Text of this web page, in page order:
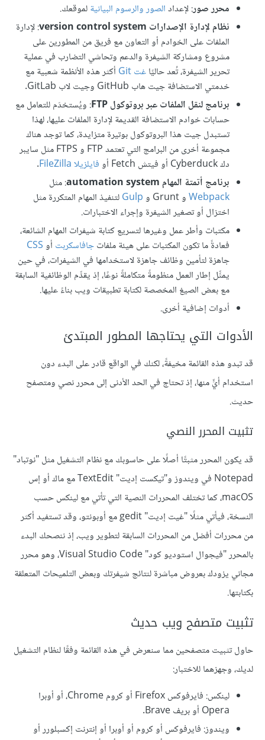
محرر صور: لإعدادالصور والرسوم البيانيةلموقعك.
نظام لإدارة الإصدارات version control system
: لإدارة
الملفات على الخوادم أو التعاون مع فريق من المطورين على
مشروع ومشاركة الشيفرة والدعم وتحاشي التضارب في عملية
تحرير الشيفرة، تُعد حاليًاغت Git
أكثر هذه الأنظمة شعبية مع
خدمتي الاستضافة جيت هاب GitHub وجيت لاب GitLab.
برنامج لنقل الملفات عبر بروتوكول FTP
: ويُستخدَم للتعامل مع
حسابات خوادم الاستضافة القديمة لإدارة الملفات عليها، لهذا
تستبدل جيت هذا البروتوكول بوتيرة متزايدة، كما توجد هناك
مجموعة أخرى من البرامج التي تعتمد FTP و FTPS مثل سايبر
دك Cyberduck أو فيتش Fetch أو
فايلزيلا FileZilla
.
برنامج أتمتة المهام automation system
: مثل
Webpackو Grunt و Gulpلتنفيذ المهام المتكررة مثل
اختزال أو تصغير الشيفرة وإجراء الاختبارات.
مكتبات وأطر عمل وغيرها لتسريع كتابة شيفرات المهام الشائعة،
فعادةً ما تكون المكتبات على هيئة ملفاتجافاسكربت أوCSS
جاهزة لتأمين وظائف جاهزة لاستخدامها في الشيفرات، في حين
يمثِّل إطار العمل منظومةً متكاملةً نوعًا، إذ يقدِّم الوظائفية السابقة
مع بعض الصيغ المخصصة لكتابة تطبيقات ويب بناءً عليها.
أدوات إضافية أخرى.
الأدوات التي يحتاجها المطور المبتدئ
قد تبدو هذه القائمة مخيفةً، لكنك في الواقع قادر على البدء دون
استخدام أيٍّ منها، إذ تحتاج في الحد الأدنى إلى محرر نصي ومتصفح
حديث.
تثبيت المحرر النصي
قد يكون المحرر مثبتًا أصلًا على حاسوبك مع نظام التشغيل مثل "نوتباد"
Notepad في ويندوز و"تيكست إديت" TextEdit مع ماك أو إس
macOS، كما تختلف المحررات النصية التي تأتي مع لينكس حسب
النسخة، فيأتي مثلًا "غيت إديت" gedit مع أوبونتو، وقد تستفيد أكثر
من محررات أفضل من المحررات السابقة لتطوير ويب، إذ ننصحك البدء
بالمحرر "فيجوال استوديو كود" Visual Studio Code، وهو محرر
مجاني يزودك بعروض مباشرة لنتائج شيفرتك وبعض التلميحات المتعلقة
بكتابتها.
تثبيت متصفح ويب حديث
حاول تثبيت متصفحين مما سنعرض في هذه القائمة وفقًا لنظام التشغيل
لديك، وجهزهما للاختبار:
لينكس: فايرفوكس Firefox أو كروم Chrome، أو أوبرا
Opera أو بريف Brave.
ويندوز: فايرفوكس أو كروم أو أوبرا أو إنترنت إكسبلورر أو